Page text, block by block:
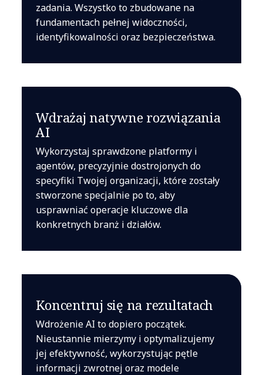
zadania. Wszystko to zbudowane na
fundamentach pełnej widoczności,
identyfikowalności oraz bezpieczeństwa.
Wdrażaj natywne rozwiązania
AI
Wykorzystaj sprawdzone platformy i
agentów, precyzyjnie dostrojonych do
specyfiki Twojej organizacji, które zostały
stworzone specjalnie po to, aby
usprawniać operacje kluczowe dla
konkretnych branż i działów.
Koncentruj się na rezultatach
Wdrożenie AI to dopiero początek.
Nieustannie mierzymy i optymalizujemy
jej efektywność, wykorzystując pętle
informacji zwrotnej oraz modele